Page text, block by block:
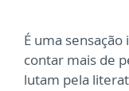
É uma
contar mais de
lutam pela